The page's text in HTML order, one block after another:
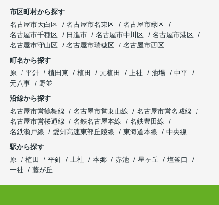
市区町村から探す
名古屋市天白区
名古屋市名東区
名古屋市緑区
名古屋市千種区
日進市 名古屋市中川区
名古屋市港区
名古屋市守山区
名古屋市瑞穂区
名古屋市西区
町名から探す
原
平針 植田東 植田 元植田 上社 池場
中平
元八事
野並
沿線から探す
名古屋市営鶴舞線
名古屋市営東山線
名古屋市営名城線
名古屋市営桜通線
名鉄名古屋本線
名鉄豊田線
名鉄瀬戸線
愛知高速東部丘陵線 東海道本線
中央線
駅から探す
原
植田 平針 上社 本郷 赤池 星ヶ丘
塩釜口
一社
藤が丘